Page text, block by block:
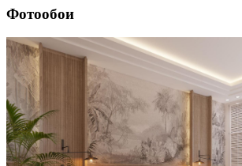
Фотообои